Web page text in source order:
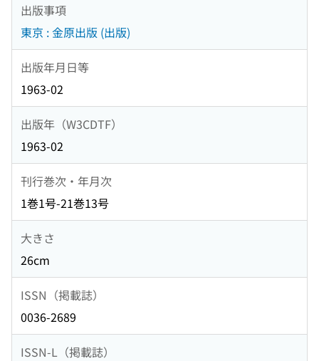
出版事項
東京 : 金原出版 (出版)
出版年月日等
1963-02
出版年（W3CDTF）
1963-02
刊行巻次・年月次
1巻1号-21巻13号
大きさ
26cm
ISSN（掲載誌）
0036-2689
ISSN-L（掲載誌）